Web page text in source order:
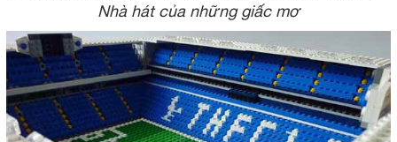
Nhà hát của những giấc mơ